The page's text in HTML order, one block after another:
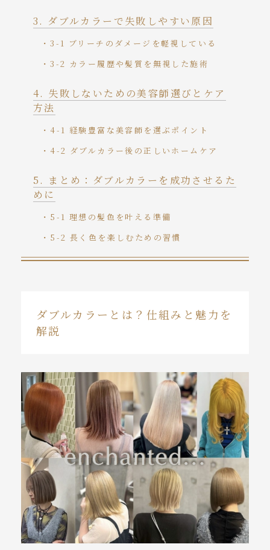
ダブルカラーで失敗しやすい原因
3-1 ブリーチのダメージを軽視している
3-2 カラー履歴や髪質を無視した施術
失敗しないための美容師選びとケア
方法
4-1 経験豊富な美容師を選ぶポイント
4-2 ダブルカラー後の正しいホームケア
まとめ：ダブルカラーを成功させるた
めに
5-1 理想の髪色を叶える準備
5-2 長く色を楽しむための習慣
ダブルカラーとは？仕組みと魅力を
解説